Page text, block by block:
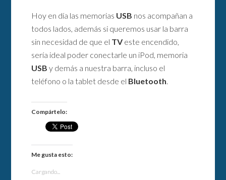
Hoy en día las memorias USB nos acompañan a
todos lados, además si queremos usar la barra
sin necesidad de que el TVeste encendido,
sería ideal poder conectarle un iPod, memoria
USB y demás a nuestra barra, incluso el
teléfono o la tablet desde el Bluetooth.
Compártelo:
Me gusta esto:
Cargando...